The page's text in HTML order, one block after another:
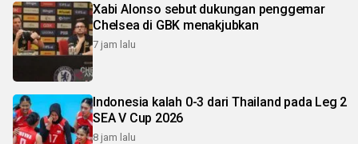
Xabi Alonso sebut dukungan penggemar
Chelsea di GBK menakjubkan
7 jam lalu
Indonesia kalah 0-3 dari Thailand pada Leg 2
SEA V Cup 2026
8 jam lalu